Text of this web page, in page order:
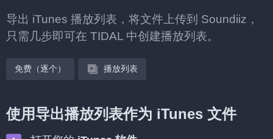
导出 iTunes 播放列表，将文件上传到 Soundiiz，
只需几步即可在 TIDAL 中创建播放列表。
免费（逐个） 播放列表
使用导出播放列表作为 iTunes 文件